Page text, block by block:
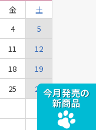
金
土
4
5
11
12
18
19
25
26